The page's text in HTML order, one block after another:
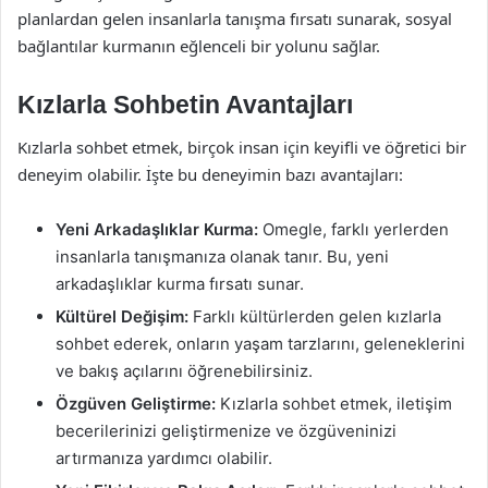
planlardan gelen insanlarla tanışma fırsatı sunarak, sosyal
bağlantılar kurmanın eğlenceli bir yolunu sağlar.
Kızlarla Sohbetin Avantajları
Kızlarla sohbet etmek, birçok insan için keyifli ve öğretici bir
deneyim olabilir. İşte bu deneyimin bazı avantajları:
Yeni Arkadaşlıklar Kurma: Omegle, farklı yerlerden
insanlarla tanışmanıza olanak tanır. Bu, yeni
arkadaşlıklar kurma fırsatı sunar.
Kültürel Değişim: Farklı kültürlerden gelen kızlarla
sohbet ederek, onların yaşam tarzlarını, geleneklerini
ve bakış açılarını öğrenebilirsiniz.
Özgüven Geliştirme: Kızlarla sohbet etmek, iletişim
becerilerinizi geliştirmenize ve özgüveninizi
artırmanıza yardımcı olabilir.